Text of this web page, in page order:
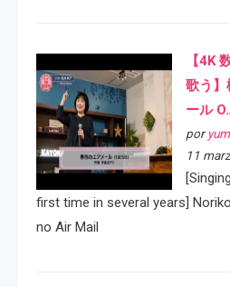
【4K
歌う】
ール
por
11
first time in several years]
no Air Mail